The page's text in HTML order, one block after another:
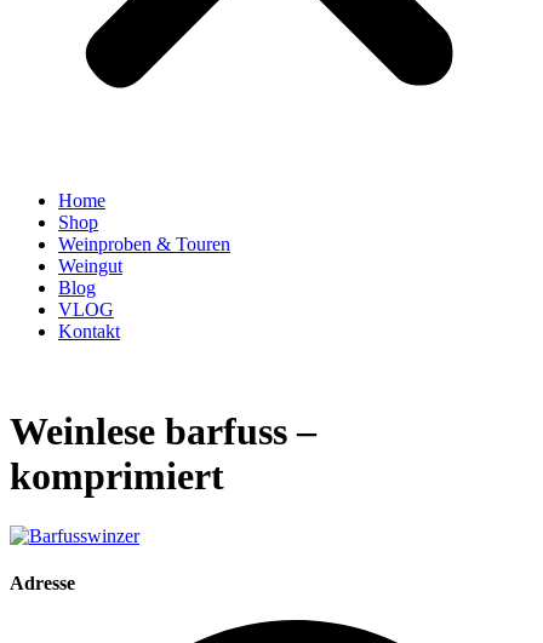
Home
Shop
Weinproben & Touren
Weingut
Blog
VLOG
Kontakt
Weinlese barfuss –
komprimiert
Adresse